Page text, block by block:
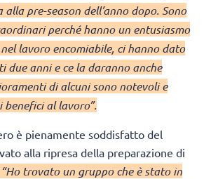
pre-season dell’anno dopo. Sono
perché hanno un entusiasmo
lavoro encomiabile, ci hanno dato
due anni e ce la daranno anche
di alcuni sono notevoli e
al lavoro”.
è pienamente soddisfatto del
alla ripresa della preparazione di
“Ho trovato un gruppo che è stato in